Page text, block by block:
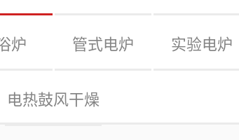
炉 管式电炉 实验电炉
电热鼓风干燥